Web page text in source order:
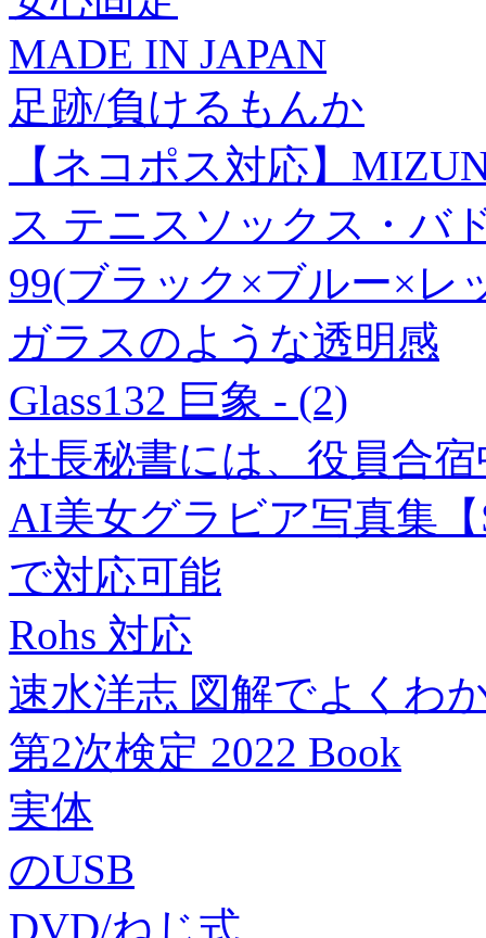
MADE IN JAPAN
足跡/負けるもんか
【ネコポス対応】
ス テニスソックス・バ
99(ブラック×ブルー×レ
ガラスのような透明感
Glass132 巨象 - (2)
社長秘書には、役員合
AI美女グラビア写真集【
で対応可能
Rohs 対応
速水洋志 図解でよくわ
第2次検定 2022 Book
実体
のUSB
DVD/ねじ式